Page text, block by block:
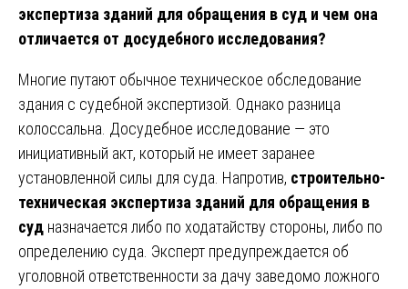
экспертиза зданий для обращения в суд и чем она
отличается от досудебного исследования?
Многие путают обычное техническое обследование
здания с судебной экспертизой. Однако разница
колоссальна. Досудебное исследование — это
инициативный акт, который не имеет заранее
установленной силы для суда. Напротив, строительно-
техническая экспертиза зданий для обращения в
суд назначается либо по ходатайству стороны, либо по
определению суда. Эксперт предупреждается об
уголовной ответственности за дачу заведомо ложного